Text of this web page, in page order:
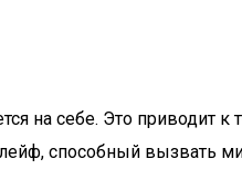
на себе. Это приводит к
способный вызвать